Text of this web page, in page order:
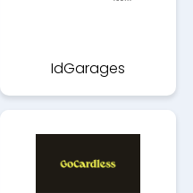
IdGarages